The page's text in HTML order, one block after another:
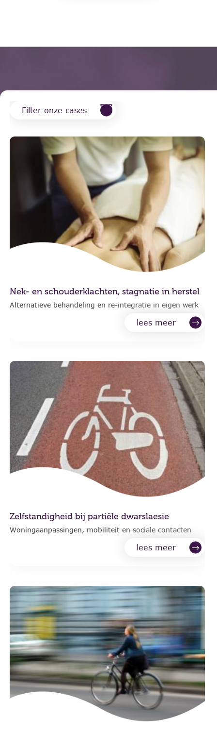
Filter onze cases
Nek- en schouderklachten, stagnatie in herstel
Alternatieve behandeling en re-integratie in eigen werk
lees meer
Zelfstandigheid bij partiële dwarslaesie
Woningaanpassingen, mobiliteit en sociale contacten
lees meer